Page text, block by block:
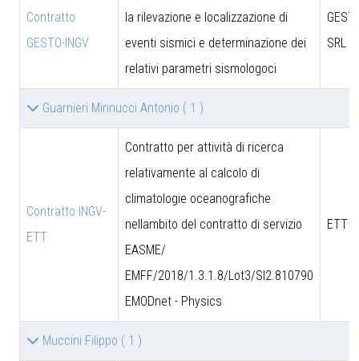
Contratto
GESTO-INGV
la rilevazione e localizzazione di
eventi sismici e determinazione dei
relativi parametri sismologoci
SRL
Guarnieri Minnucci Antonio ( 1 )
Contratto INGV-
ETT
Contratto per attività di ricerca
relativamente al calcolo di
climatologie oceanografiche
nellambito del contratto di servizio
EASME/
EMFF/2018/1.3.1.8/Lot3/SI2.810790
EMODnet - Physics
ETT
Muccini Filippo ( 1 )